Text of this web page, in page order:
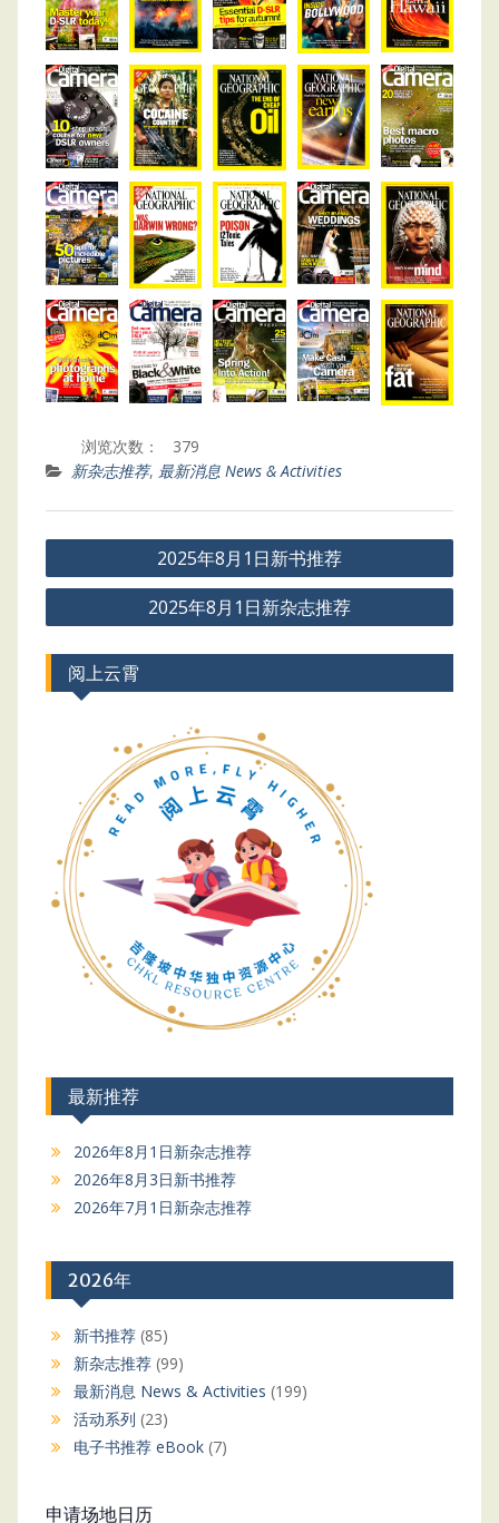
浏览次数：
379
新杂志推荐, 最新消息 News & Activities
Post
navigation
2025年8月1日新书推荐
2025年8月1日新杂志推荐
阅上云霄
最新推荐
2026年8月1日新杂志推荐
2026年8月3日新书推荐
2026年7月1日新杂志推荐
2026年
新书推荐(85)
新杂志推荐(99)
最新消息 News & Activities (199)
活动系列 (23)
电子书推荐 eBook(7)
申请场地日历